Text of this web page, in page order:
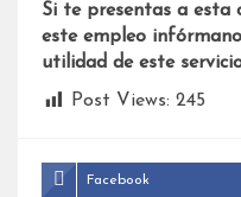
Si te presentas a esta
este empleo
utilidad de este
Post Views: 245
Facebook